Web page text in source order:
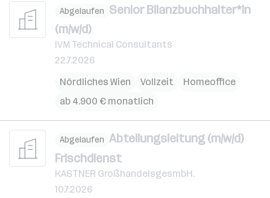
Abgelaufen Senior Bilanzbuchhalter*in
(m/w/d)
IVM Technical Consultants
22.7.2026
Nördliches Wien
Vollzeit
Homeoffice
ab 4.900 € monatlich
Abgelaufen Abteilungsleitung (m/w/d)
Frischdienst
KASTNER GroßhandelsgesmbH.
10.7.2026